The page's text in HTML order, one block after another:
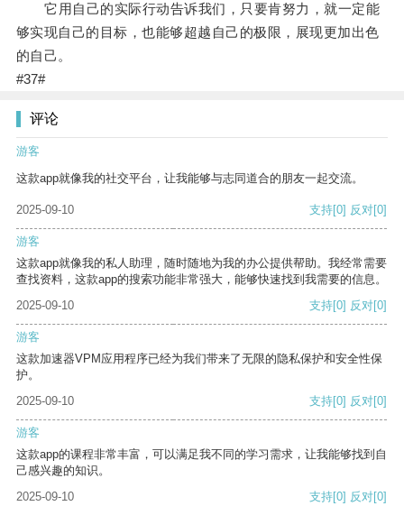
它用自己的实际行动告诉我们，只要肯努力，就一定能
够实现自己的目标，也能够超越自己的极限，展现更加出色
的自己。
#37#
评论
游客
这款app就像我的社交平台，让我能够与志同道合的朋友一起交流。
2025-09-10 支持[0] 反对[0]
游客
这款app就像我的私人助理，随时随地为我的办公提供帮助。我经常需要
查找资料，这款app的搜索功能非常强大，能够快速找到我需要的信息。
2025-09-10
支持[0] 反对[0]
游客
这款加速器VPM应用程序已经为我们带来了无限的隐私保护和安全性保
护。
2025-09-10
支持[0] 反对[0]
游客
这款app的课程非常丰富，可以满足我不同的学习需求，让我能够找到自
己感兴趣的知识。
2025-09-10
支持[0] 反对[0]